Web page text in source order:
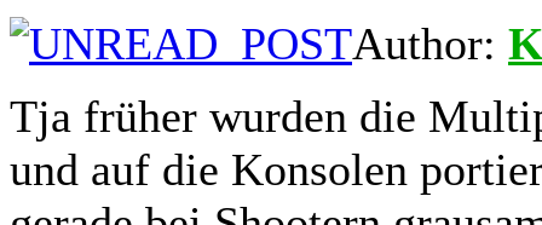
Author:
Tja früher wurden die
und auf die Konsolen